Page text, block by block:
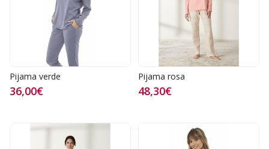
Pijama verde
36,00€
Pijama rosa
48,30€